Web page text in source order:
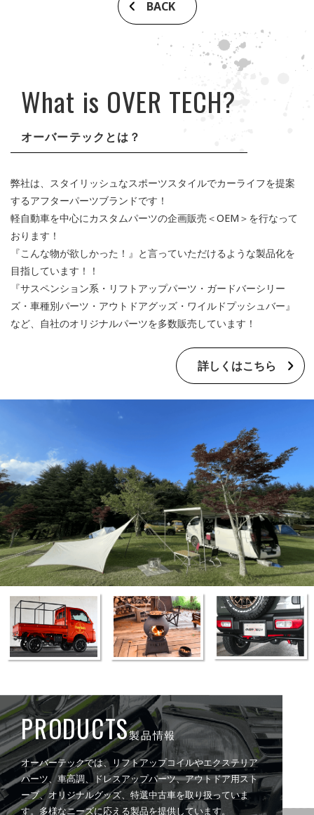
BACK
What is OVER TECH?
オーバーテックとは？
弊社は、スタイリッシュなスポーツスタイルでカーライフを提案
するアフターパーツブランドです！
軽自動車を中心にカスタムパーツの企画販売＜OEM＞を行なって
おります！
『こんな物が欲しかった！』と言っていただけるような製品化を
目指しています！！
『サスペンション系・リフトアップパーツ・ガードバーシリー
ズ・車種別パーツ・アウトドアグッズ・ワイルドプッシュバー』
など、自社のオリジナルパーツを多数販売しています！
詳しくはこちら
PRODUCTS製品情報
オーバーテックでは、リフトアップコイルやエクステリア
パーツ、車高調、ドレスアップパーツ、アウトドア用スト
ーブ、オリジナルグッズ、特選中古車を取り扱っていま
す。多様なニーズに応える製品を提供しています。